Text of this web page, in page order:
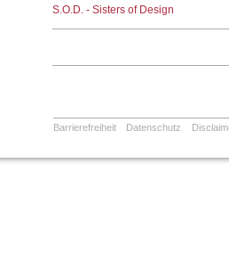
S.O.D. - Sisters of Design
Barrierefreiheit Datenschutz